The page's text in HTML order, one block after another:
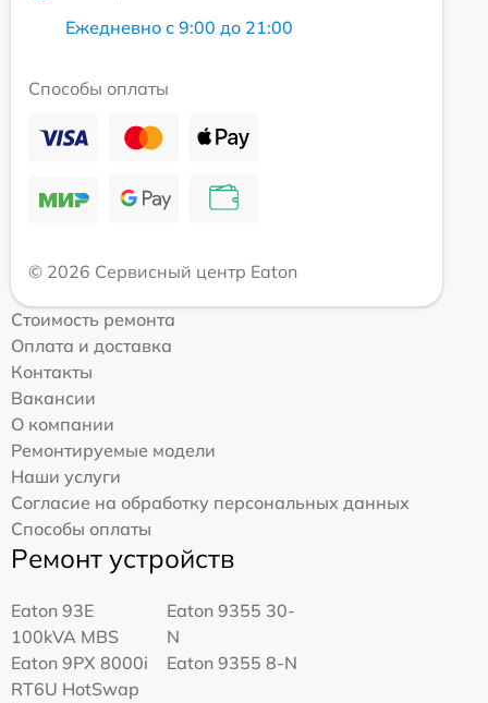
Ежедневно с 9:00 до 21:00
Способы оплаты
© 2026 Сервисный центр Eaton
Стоимость ремонта
Оплата и доставка
Контакты
Вакансии
О компании
Ремонтируемые модели
Наши услуги
Согласие на обработку персональных данных
Способы оплаты
Ремонт устройств
Eaton 93E
100kVA MBS
Eaton 9355 30-
N
Eaton 9PX 8000i
RT6U HotSwap
Eaton 9355 8-N